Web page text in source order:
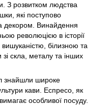
З розвитком людства
які поступово
декором. Винайдення
революцією в історії
вишуканістю, білизною та
скла, металу та інших
знайшли широке
кави. Еспресо, як
особливої посуду.